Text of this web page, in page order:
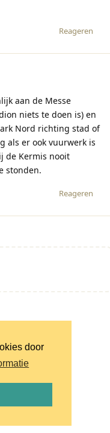
door
Reageren
aan de Messe
niets te doen is) en
Nord richting stad of
als er ook vuurwerk is
de Kermis nooit
stonden.
Reageren